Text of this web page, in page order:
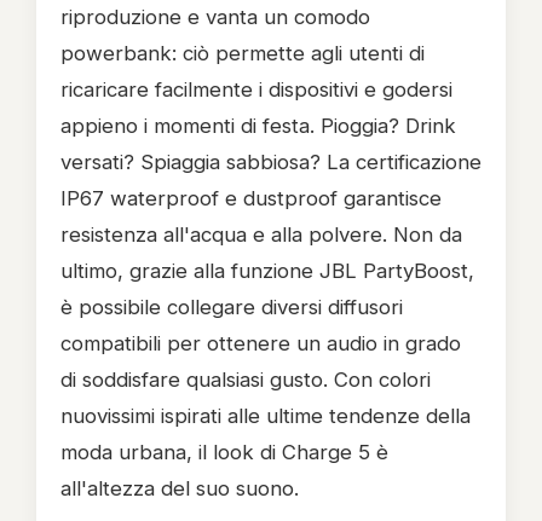
riproduzione e vanta un comodo
powerbank: ciò permette agli utenti di
ricaricare facilmente i dispositivi e godersi
appieno i momenti di festa. Pioggia? Drink
versati? Spiaggia sabbiosa? La certificazione
IP67 waterproof e dustproof garantisce
resistenza all'acqua e alla polvere. Non da
ultimo, grazie alla funzione JBL PartyBoost,
è possibile collegare diversi diffusori
compatibili per ottenere un audio in grado
di soddisfare qualsiasi gusto. Con colori
nuovissimi ispirati alle ultime tendenze della
moda urbana, il look di Charge 5 è
all'altezza del suo suono.